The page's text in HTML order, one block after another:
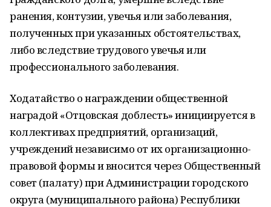
ранения, контузии, увечья или заболевания,
полученных при указанных обстоятельствах,
либо вследствие трудового увечья или
профессионального заболевания.
Ходатайство о награждении общественной
наградой «Отцовская доблесть» инициируется в
коллективах предприятий, организаций,
учреждений независимо от их организационно-
правовой формы и вносится через Общественный
совет (палату) при Администрации городского
округа (муниципального района) Республики